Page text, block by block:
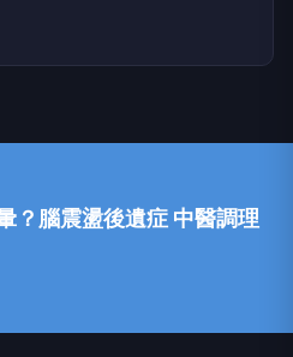
嘉義雲林、AM1296台南、
AM630宜蘭、AM819台東、
玉里
？腦震盪後遺症 中醫調理